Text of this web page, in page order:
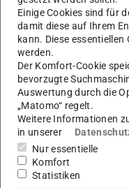
Einige Cookies sind für
damit diese auf Ihrem
kann. Diese
werden.
Der Komfort-Cookie
bevorzugte
Auswertung durch die
„Matomo“ regelt.
Weitere Informationen
in unserer
Nur essentielle
Komfort
Statistiken